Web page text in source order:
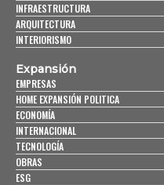
INFRAESTRUCTURA
ARQUITECTURA
INTERIORISMO
Expansión
EMPRESAS
HOME EXPANSIÓN POLITICA
ECONOMÍA
INTERNACIONAL
TECNOLOGÍA
OBRAS
ESG